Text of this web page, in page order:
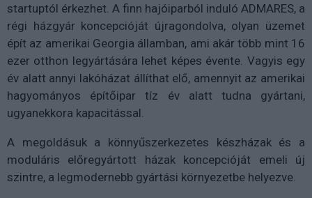
startuptól érkezhet. A finn hajóiparból induló ADMARES, a
régi házgyár koncepcióját újragondolva, olyan üzemet
épít az amerikai Georgia államban, ami akár több mint 16
ezer otthon legyártására lehet képes évente. Vagyis egy
év alatt annyi lakóházat állíthat elő, amennyit az amerikai
hagyományos építőipar tíz év alatt tudna gyártani,
ugyanekkora kapacitással.
A megoldásuk a könnyűszerkezetes készházak és a
moduláris előregyártott házak koncepcióját emeli új
szintre, a legmodernebb gyártási környezetbe helyezve.